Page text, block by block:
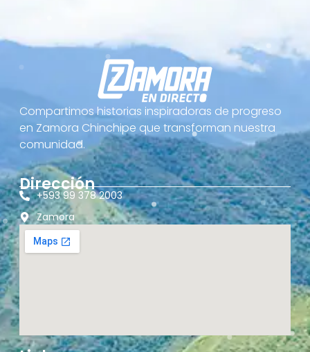
Compartimos historias inspiradoras de progreso
en Zamora Chinchipe que transforman nuestra
comunidad.
Dirección
+593 99 378 2003
Zamora